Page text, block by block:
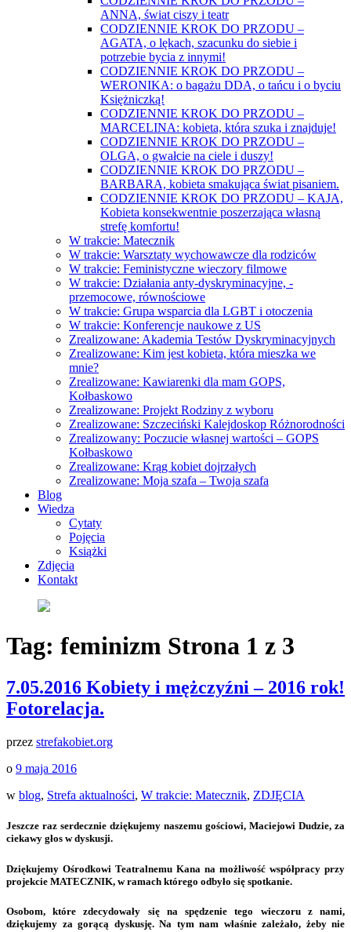
ANNA, świat ciszy i teatr
CODZIENNIE KROK DO PRZODU –
AGATA, o lękach, szacunku do siebie i
potrzebie bycia z innymi!
CODZIENNIE KROK DO PRZODU –
WERONIKA: o bagażu DDA, o tańcu i o byciu
Księżniczką!
CODZIENNIE KROK DO PRZODU –
MARCELINA: kobieta, która szuka i znajduje!
CODZIENNIE KROK DO PRZODU –
OLGA, o gwałcie na ciele i duszy!
CODZIENNIE KROK DO PRZODU –
BARBARA, kobieta smakująca świat pisaniem.
CODZIENNIE KROK DO PRZODU – KAJA,
Kobieta konsekwentnie poszerzająca własną
strefę komfortu!
W trakcie: Matecznik
W trakcie: Warsztaty wychowawcze dla rodziców
W trakcie: Feministyczne wieczory filmowe
W trakcie: Działania anty-dyskryminacyjne, -
przemocowe, równościowe
W trakcie: Grupa wsparcia dla LGBT i otoczenia
W trakcie: Konferencje naukowe z US
Zrealizowane: Akademia Testów Dyskryminacyjnych
Zrealizowane: Kim jest kobieta, która mieszka we
mnie?
Zrealizowane: Kawiarenki dla mam GOPS,
Kołbaskowo
Zrealizowane: Projekt Rodziny z wyboru
Zrealizowane: Szczeciński Kalejdoskop Różnorodności
Zrealizowany: Poczucie własnej wartości – GOPS
Kołbaskowo
Zrealizowane: Krąg kobiet dojrzałych
Zrealizowane: Moja szafa – Twoja szafa
Blog
Wiedza
Cytaty
Pojęcia
Książki
Zdjęcia
Kontakt
Tag: feminizm Strona 1 z 3
7.05.2016 Kobiety i mężczyźni – 2016 rok!
Fotorelacja.
przez strefakobiet.org
o 9 maja 2016
w blog, Strefa aktualności, W trakcie: Matecznik, ZDJĘCIA
Jeszcze raz serdecznie dziękujemy naszemu gościowi, Maciejowi Dudzie, za
ciekawy głos w dyskusji.
Dziękujemy Ośrodkowi Teatralnemu Kana na możliwość współpracy przy
projekcie MATECZNIK, w ramach którego odbyło się spotkanie.
Osobom, które zdecydowały się na spędzenie tego wieczoru z nami,
dziękujemy za gorącą dyskusję. Na tym nam właśnie zależało, żeby nie